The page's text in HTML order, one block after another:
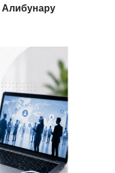
Алибунару